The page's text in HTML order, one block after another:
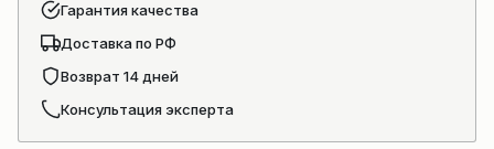
Гарантия качества
Доставка по РФ
Возврат 14 дней
Консультация эксперта